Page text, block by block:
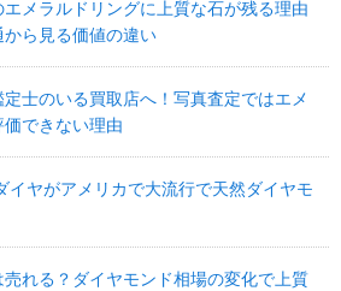
メラルドリングに上質な石が残る理由
ら見る価値の違い
士のいる買取店へ！写真査定ではエメ
できない理由
イヤがアメリカで大流行で天然ダイヤモ
れる？ダイヤモンド相場の変化で上質